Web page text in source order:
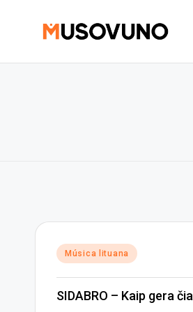
Posted
Música lituana
SIDABRO – Kaip gera čia